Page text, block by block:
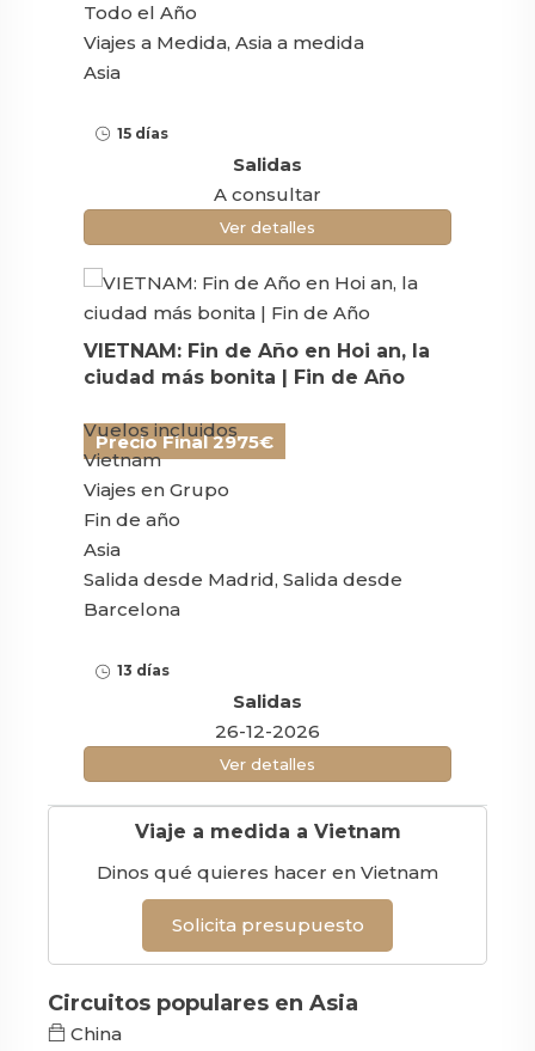
Todo el Año
Viajes a Medida, Asia a medida
Asia
15 días
Salidas
A consultar
Ver detalles
Precio Final 2975€
VIETNAM: Fin de Año en Hoi an, la
ciudad más bonita | Fin de Año
Vuelos incluidos
Vietnam
Viajes en Grupo
Fin de año
Asia
Salida desde Madrid, Salida desde
Barcelona
13 días
Salidas
26-12-2026
Ver detalles
Viaje a medida a Vietnam
Dinos qué quieres hacer en Vietnam
Solicita presupuesto
Circuitos populares en Asia
China